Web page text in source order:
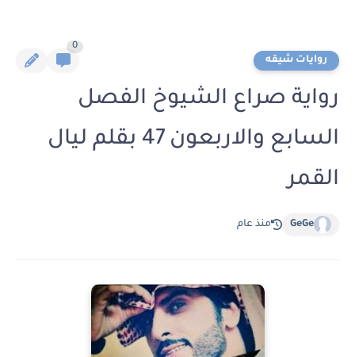
روايات شيقه
0
رواية صراع الشيوخ الفصل
السابع والاربعون 47 بقلم ليال
القمر
GeGe منذ عام